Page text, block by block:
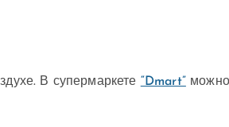
В супермаркете “Dmart” можно